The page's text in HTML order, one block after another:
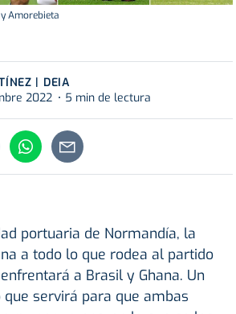
Amorebieta
| DEIA
2022
5 min de lectura
portuaria de Normandía, la
a todo lo que rodea al partido
a Brasil y Ghana. Un
servirá para que ambas